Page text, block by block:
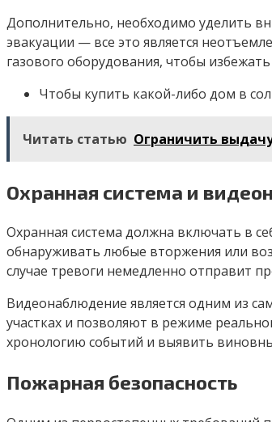
Дополнительно, необходимо уделить
эвакуации — все это является
газового оборудования, чтобы
Чтобы купить какой-либо дом в
Читать статью Ограничить
Охранная система и
Охранная система должна включать в
обнаруживать любые вторжения или
случае тревоги немедленно отправит
Видеонаблюдение является одним из
участках и позволяют в режиме
хронологию событий и выявить
Пожарная безопасность